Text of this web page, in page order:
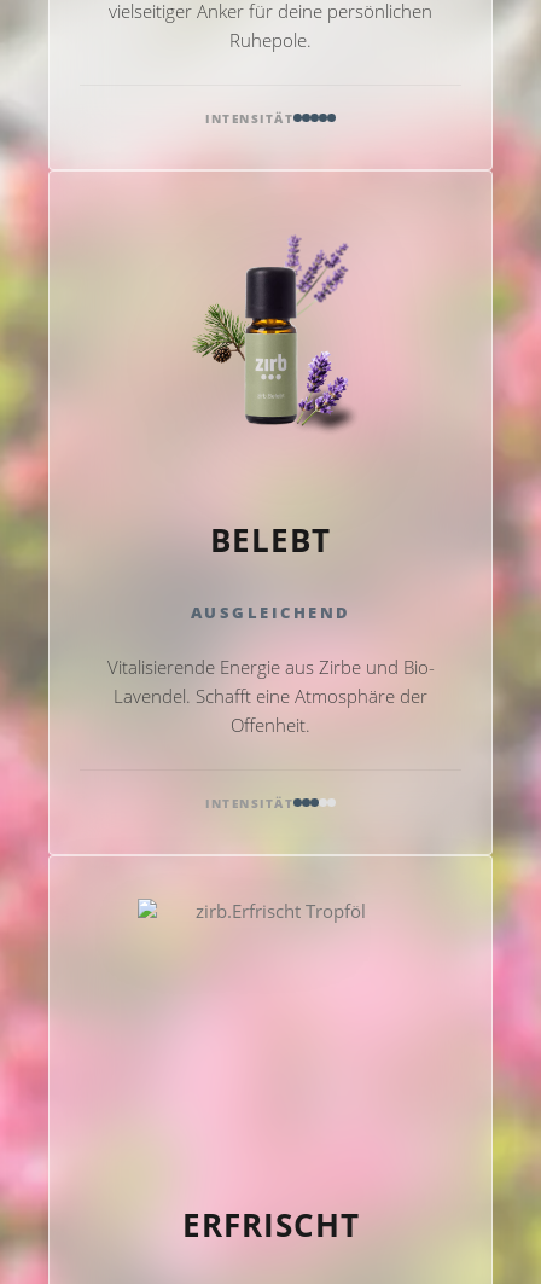
vielseitiger Anker für deine persönlichen
Ruhepole.
INTENSITÄT
BELEBT
AUSGLEICHEND
Vitalisierende Energie aus Zirbe und Bio-
Lavendel. Schafft eine Atmosphäre der
Offenheit.
INTENSITÄT
ERFRISCHT